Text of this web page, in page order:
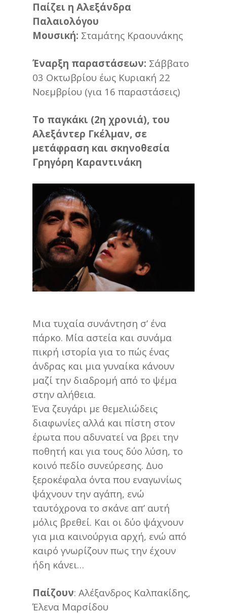
Παίζει η Αλεξάνδρα
Παλαιολόγου
Μουσική: Σταμάτης Κραουνάκης
Έναρξη παραστάσεων: Σάββατο
03 Οκτωβρίου έως Κυριακή 22
Νοεμβρίου (για 16 παραστάσεις)
Το παγκάκι (2η χρονιά), του
Αλεξάντερ Γκέλμαν, σε
μετάφραση και σκηνοθεσία
Γρηγόρη Καραντινάκη
Μια τυχαία συνάντηση σ’ ένα
πάρκο. Μία αστεία και συνάμα
πικρή ιστορία για το πώς ένας
άνδρας και μια γυναίκα κάνουν
μαζί την διαδρομή από το ψέμα
στην αλήθεια.
Ένα ζευγάρι με θεμελιώδεις
διαφωνίες αλλά και πίστη στον
έρωτα που αδυνατεί να βρει την
ποθητή και για τους δύο λύση, το
κοινό πεδίο συνεύρεσης. Δυο
ξεροκέφαλα όντα που εναγωνίως
ψάχνουν την αγάπη, ενώ
ταυτόχρονα το σκάνε απ’ αυτή
μόλις βρεθεί. Και οι δύο ψάχνουν
για μια καινούργια αρχή, ενώ από
καιρό γνωρίζουν πως την έχουν
ήδη κάνει…
Παίζουν: Αλέξανδρος Καλπακίδης,
Έλενα Μαρσίδου